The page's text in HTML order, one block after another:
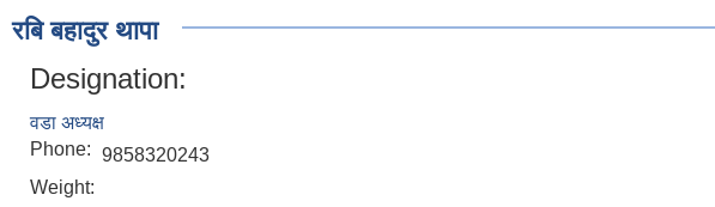
रबि बहादुर थापा
Designation:
वडा अध्यक्ष
Phone: 9858320243
Weight: